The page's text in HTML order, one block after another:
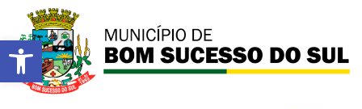
Barra de Ferramentas